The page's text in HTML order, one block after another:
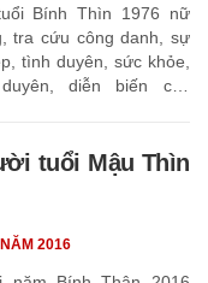
Bính Thìn 1976 nữ
tra cứu công danh, sự
tình duyên, sức khỏe,
diễn biến các
tuổi Mậu Thìn
2016